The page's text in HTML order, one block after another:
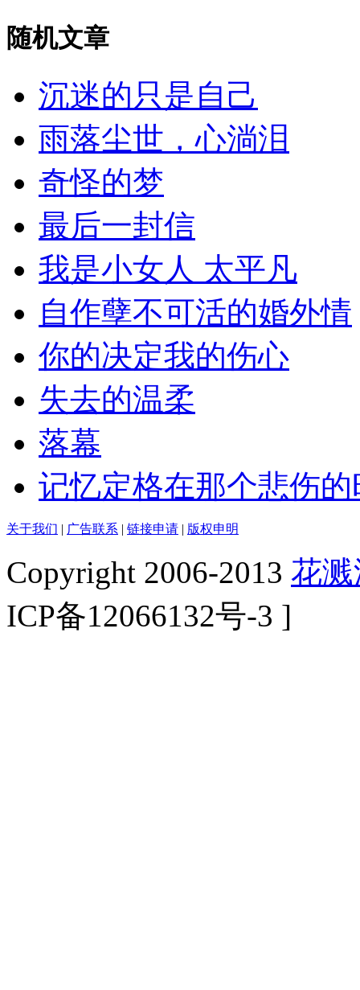
随机文章
沉迷的只是自己
雨落尘世，心淌泪
奇怪的梦
最后一封信
我是小女人 太平凡
自作孽不可活的婚外情
你的决定我的伤心
失去的温柔
落幕
记忆定格在那个悲伤的
关于我们 | 广告联系 | 链接申请 | 版权申明
Copyright 2006-2013 花
ICP备12066132号-3 ]